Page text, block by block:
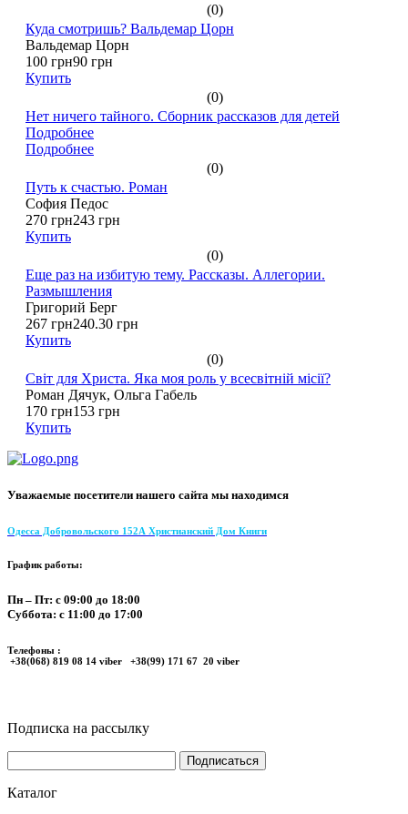
(0)
Куда смотришь? Вальдемар Цорн
Вальдемар Цорн
100 грн90 грн
Купить
(0)
Нет ничего тайного. Сборник рассказов для детей
Подробнее
Подробнее
(0)
Путь к счастью. Роман
София Педос
270 грн243 грн
Купить
(0)
Еще раз на избитую тему. Рассказы. Аллегории.
Размышления
Григорий Берг
267 грн240.30 грн
Купить
(0)
Світ для Христа. Яка моя роль у всесвітній місії?
Роман Дячук, Ольга Габель
170 грн153 грн
Купить
Уважаемые посетители нашего сайта мы находимся
Одесса Добровольского 152А Христианский Дом Книги
График работы:
Пн – Пт: с 09:00 до 18:00
Суббота: с 11:00 до 17:00
Телефоны :
+38(068) 819 08 14 viber +38(99) 171 67 20 viber
Подписка на рассылку
Каталог